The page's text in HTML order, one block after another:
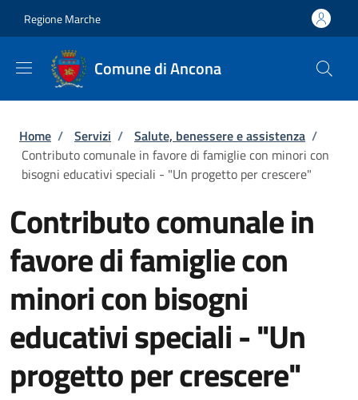
Regione Marche
Comune di Ancona
Briciole di pane
Home / Servizi / Salute, benessere e assistenza /
Contributo comunale in favore di famiglie con minori con
bisogni educativi speciali - "Un progetto per crescere"
Contributo comunale in
favore di famiglie con
minori con bisogni
educativi speciali - "Un
progetto per crescere"